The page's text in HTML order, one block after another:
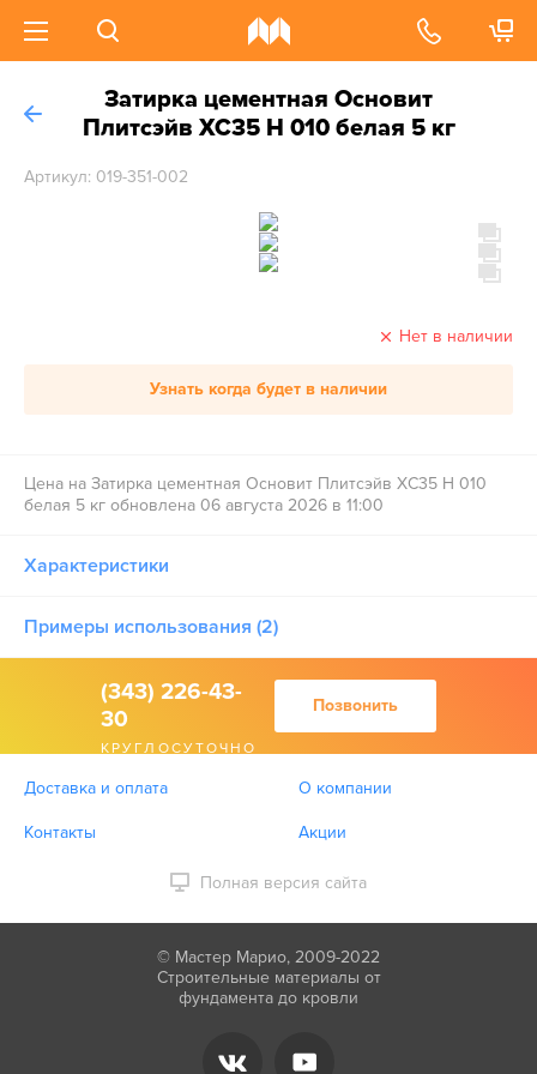
Затирка цементная Основит
Плитсэйв XC35 Н 010 белая 5 кг
Артикул: 019-351-002
Нет в наличии
Узнать когда будет в наличии
Цена на Затирка цементная Основит Плитсэйв XC35 Н 010
белая 5 кг обновлена 06 августа 2026 в 11:00
Характеристики
Примеры использования (2)
(343) 226-43-
30
КРУГЛОСУТОЧНО
Позвонить
Доставка и оплата О компании
Контакты Акции
Полная версия сайта
© Мастер Марио, 2009-2022
Строительные материалы от
фундамента до кровли